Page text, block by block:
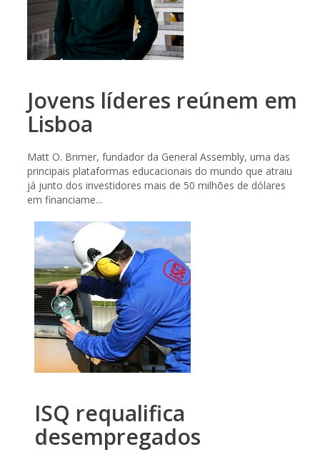
Jovens líderes reúnem em
Lisboa
Matt O. Brimer, fundador da General Assembly, uma das
principais plataformas educacionais do mundo que atraiu
já junto dos investidores mais de 50 milhões de dólares
em financiame...
ISQ requalifica
desempregados